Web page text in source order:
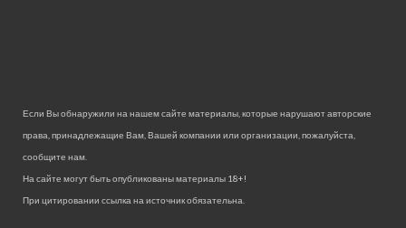
Если Вы обнаружили на нашем сайте материалы, которые нарушают авторские
права, принадлежащие Вам, Вашей компании или организации, пожалуйста,
сообщите нам.
На сайте могут быть опубликованы материалы 18+!
При цитировании ссылка на источник обязательна.